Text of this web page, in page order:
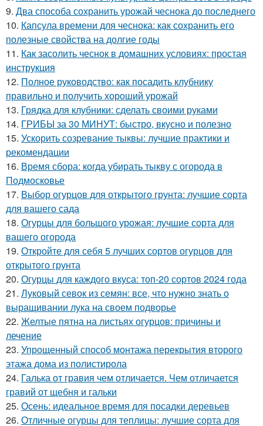
9. Два способа сохранить урожай чеснока до последнего
10. Капсула времени для чеснока: как сохранить его
полезные свойства на долгие годы
11. Как засолить чеснок в домашних условиях: простая
инструкция
12. Полное руководство: как посадить клубнику
правильно и получить хороший урожай
13. Грядка для клубники: сделать своими руками
14. ГРИБЫ за 30 МИНУТ: быстро, вкусно и полезно
15. Ускорить созревание тыквы: лучшие практики и
рекомендации
16. Время сбора: когда убирать тыкву с огорода в
Подмосковье
17. Выбор огурцов для открытого грунта: лучшие сорта
для вашего сада
18. Огурцы для большого урожая: лучшие сорта для
вашего огорода
19. Откройте для себя 5 лучших сортов огурцов для
открытого грунта
20. Огурцы для каждого вкуса: топ-20 сортов 2024 года
21. Луковый севок из семян: все, что нужно знать о
выращивании лука на своем подворье
22. Желтые пятна на листьях огурцов: причины и
лечение
23. Упрощенный способ монтажа перекрытия второго
этажа дома из полистирола
24. Галька от гравия чем отличается. Чем отличается
гравий от щебня и гальки
25. Осень: идеальное время для посадки деревьев
26. Отличные огурцы для теплицы: лучшие сорта для